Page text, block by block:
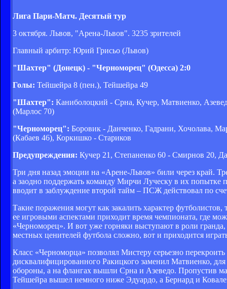
Лига Пари-Матч. Десятый тур
3 октября. Львов, "Арена-Львов". 3235 зрителей
Главный арбитр: Юрий Грисьо (Львов)
"Шахтер" (Донецк) - "Черноморец" (Одесса) 2:0
Голы: Тейшейра 8 (пен.), Тейшейра 49
"Шахтер": Каниболоцкий - Срна, Кучер, Матвиенко,
(Марлос 70)
"Черноморец": Боровик - Данченко, Гадрани, Хочолава,
(Кабаев 46), Коркишко - Стариков
Предупреждения: Кучер 21, Степаненко 60 - Смирнов 20,
Три дня назад эмоции на «Арене-Львов» били через край.
а заодно поддержать команду Мирчи Луческу в их попытке
вводит в заблуждение второй тайм – ПСЖ действовал по
Такие поражения могут как закалить характер
ее игровыми аспектами приходит время чемпионата, где
«Черноморец». И вот уже горняки выступают в роли
местных ценителей футбола сложно, вот и приходится
Класс «Черноморца» позволял Мистеру серьезно
дисквалифицированного Ракицкого заменил Матвиенко,
обороны, а на флангах вышли Срна и Азеведо. Пропустив
Тейшейра вышел немного ниже Эдуардо, а Бернард и